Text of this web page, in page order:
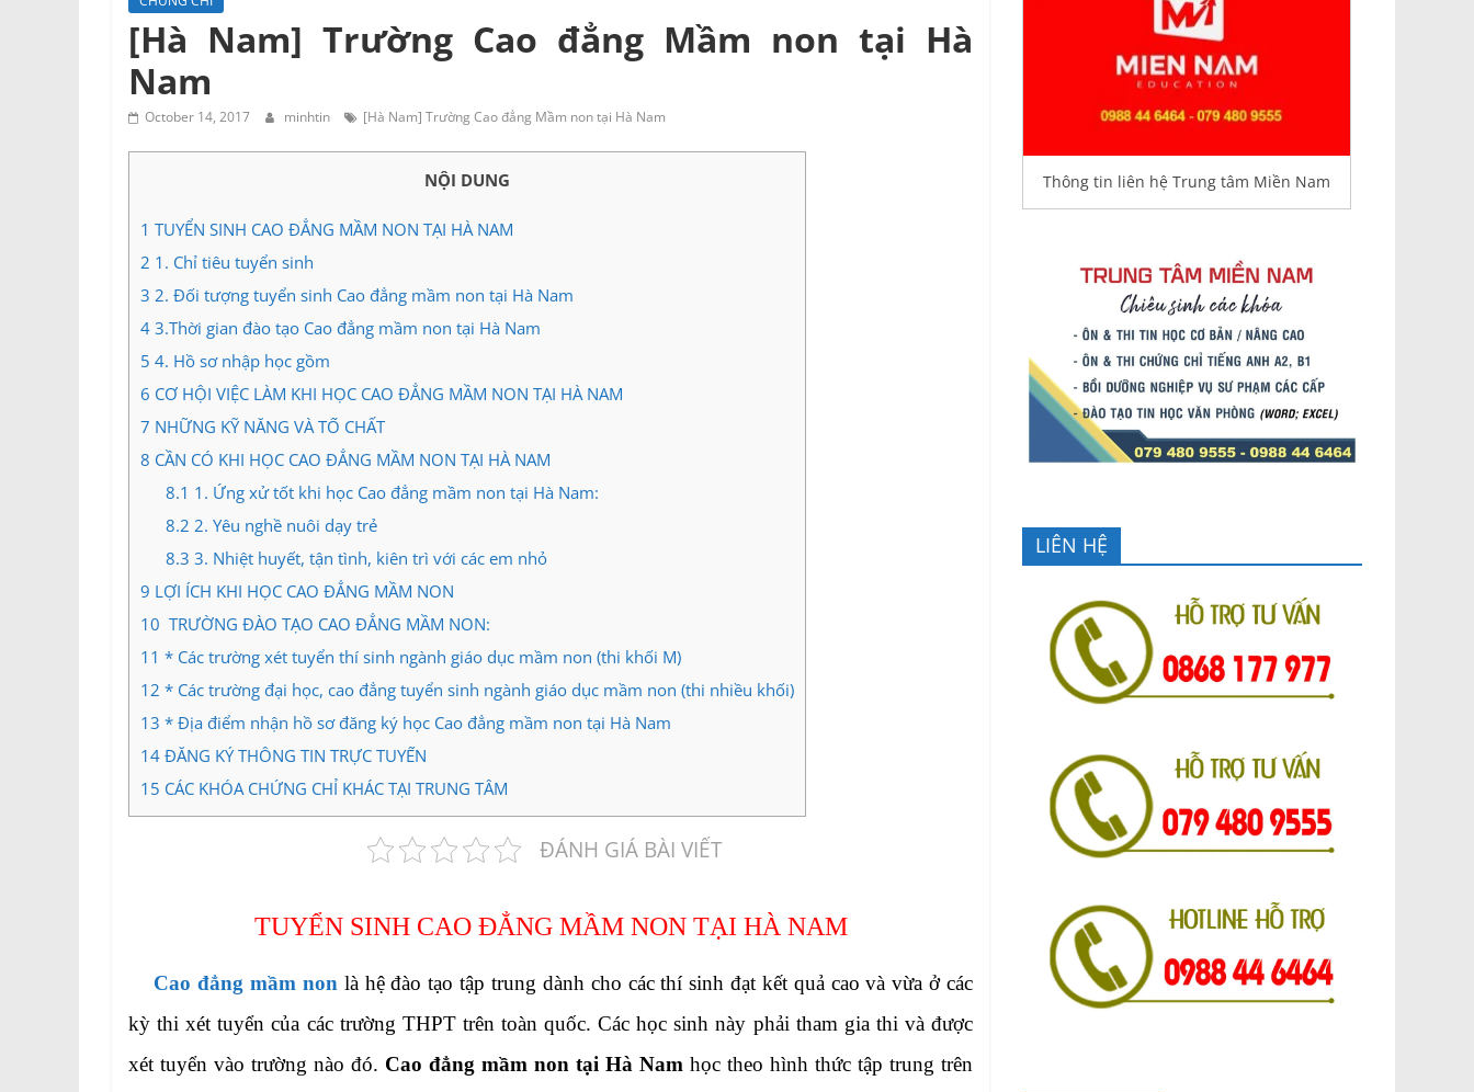
Tư
vấn
Miền
Nam
[Hà Nam] Trường Cao đẳng Mầm non tại Hà
Nam
October 14, 2017 minhtin [Hà Nam] Trường Cao đẳng Mầm non tại Hà Nam
NỘI DUNG
1 TUYỂN SINH CAO ĐẲNG MẦM NON TẠI HÀ NAM
2 1. Chỉ tiêu tuyển sinh
3 2. Đối tượng tuyển sinh Cao đẳng mầm non tại Hà Nam
4 3.Thời gian đào tạo Cao đẳng mầm non tại Hà Nam
5 4. Hồ sơ nhập học gồm
6 CƠ HỘI VIỆC LÀM KHI HỌC CAO ĐẲNG MẦM NON TẠI HÀ NAM
7 NHỮNG KỸ NĂNG VÀ TỐ CHẤT
8 CẦN CÓ KHI HỌC CAO ĐẲNG MẦM NON TẠI HÀ NAM
8.1 1. Ứng xử tốt khi học Cao đẳng mầm non tại Hà Nam:
8.2 2. Yêu nghề nuôi dạy trẻ
8.3 3. Nhiệt huyết, tận tình, kiên trì với các em nhỏ
9 LỢI ÍCH KHI HỌC CAO ĐẲNG MẦM NON
10 TRƯỜNG ĐÀO TẠO CAO ĐẲNG MẦM NON:
11 * Các trường xét tuyển thí sinh ngành giáo dục mầm non (thi khối M)
12 * Các trường đại học, cao đẳng tuyển sinh ngành giáo dục mầm non (thi nhiều khối)
13 * Địa điểm nhận hồ sơ đăng ký học Cao đẳng mầm non tại Hà Nam
14 ĐĂNG KÝ THÔNG TIN TRỰC TUYẾN
15 CÁC KHÓA CHỨNG CHỈ KHÁC TẠI TRUNG TÂM
ĐÁNH GIÁ BÀI VIẾT
TUYỂN SINH CAO ĐẲNG MẦM NON TẠI HÀ NAM
Cao đẳng mầm non là hệ đào tạo tập trung dành cho các thí sinh đạt kết quả cao và vừa ở các
kỳ thi xét tuyển của các trường THPT trên toàn quốc. Các học sinh này phải tham gia thi và được
xét tuyển vào trường nào đó. Cao đẳng mầm non tại Hà Nam học theo hình thức tập trung trên
Thông tin liên hệ Trung tâm Miền Nam
LIÊN HỆ